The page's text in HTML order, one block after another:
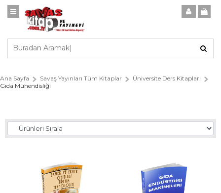
Ana Sayfa Savaş Yayınları Tüm Kitaplar
Üniversite Ders Kitapları
Gıda Mühendisliği